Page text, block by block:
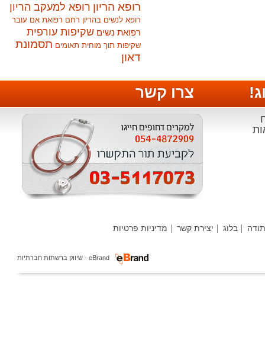
רופא הריון רופא למעקב הריון
רופא לנשים בהריון רחם רפואת אם עובר
רפואת נשים שקיפות עורפית
שקיפות תוך מוחית תאומים תסמונת
דאון
צרו קשר
בלוג יצירת קשר מדיניות פרטיות
eBrand - שיווק ברשתות חברתיות